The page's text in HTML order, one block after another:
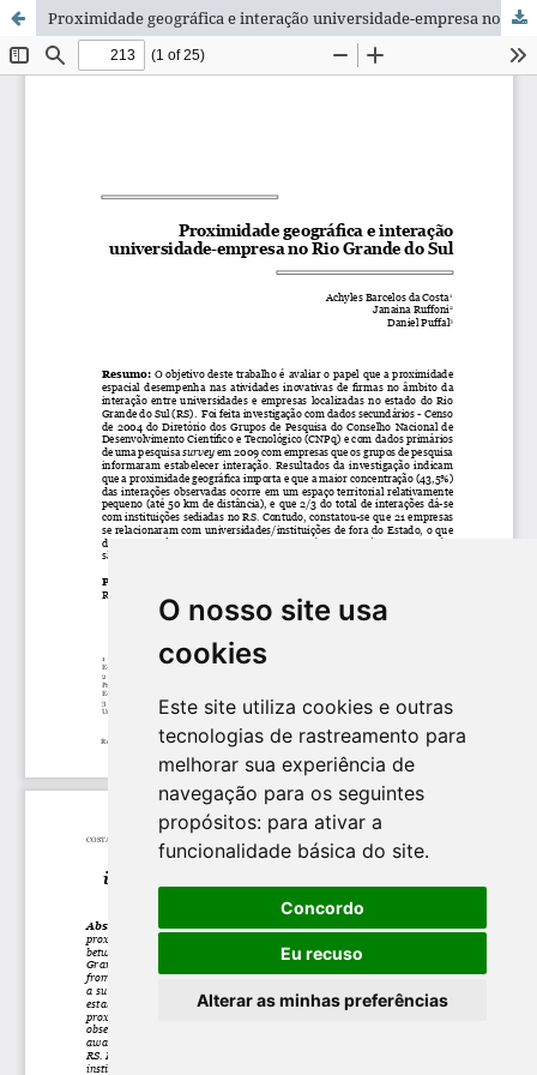
O nosso site usa
cookies
Este site utiliza cookies e outras
tecnologias de rastreamento para
melhorar sua experiência de
navegação para os seguintes
propósitos: para ativar a
funcionalidade básica do site.
Concordo
Eu recuso
Alterar as minhas preferências
Proximidade geográfica e interação universidade-empresa no Rio Grande do Sul